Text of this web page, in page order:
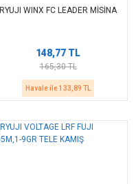
RYUJI WINX FC LEADER MİSİNA
148,77 TL
165,30 TL
Havale ile 133,89 TL